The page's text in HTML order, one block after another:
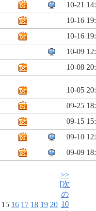
10-21
10-16
10-16
10-09
10-08
10-05
09-25
09-15
09-10
09-09
15 16 17 18 19 20
>>
[次
の
10